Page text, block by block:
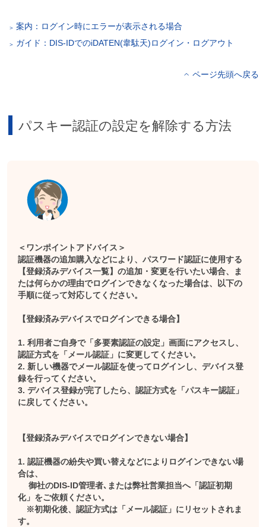
案内：ログイン時にエラーが表示される場合
ガイド：DIS-IDでのiDATEN(韋駄天)ログイン・ログアウト
ページ先頭へ戻る
パスキー認証の設定を解除する方法
＜ワンポイントアドバイス＞
認証機器の追加購入などにより、パスワード認証に使用する
【登録済みデバイス一覧】の追加・変更を行いたい場合、ま
たは何らかの理由でログインできなくなった場合は、以下の
手順に従って対応してください。
【登録済みデバイスでログインできる場合】
1. 利用者ご自身で「多要素認証の設定」画面にアクセスし、
認証方式を「メール認証」に変更してください。
2. 新しい機器でメール認証を使ってログインし、デバイス登
録を行ってください。
3. デバイス登録が完了したら、認証方式を「パスキー認証」
に戻してください。
【登録済みデバイスでログインできない場合】
1. 認証機器の紛失や買い替えなどによりログインできない場
合は、
御社のDIS-ID管理者､または弊社営業担当へ「認証初期
化」をご依頼ください。
※初期化後、認証方式は「メール認証」にリセットされま
す。